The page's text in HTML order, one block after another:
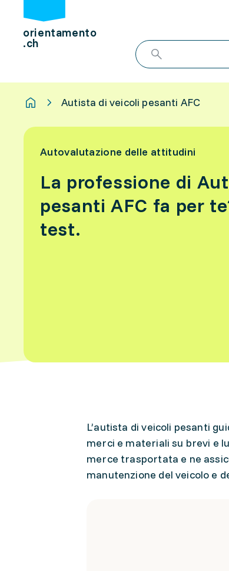
orientamento
.ch
Autista di veicoli pesanti AFC
Autovalutazione delle attitudini
La professione di
pesanti AFC fa per
test.
L’autista di veicoli pesanti
merci e materiali su brevi e
merce trasportata e ne
manutenzione del veicolo e